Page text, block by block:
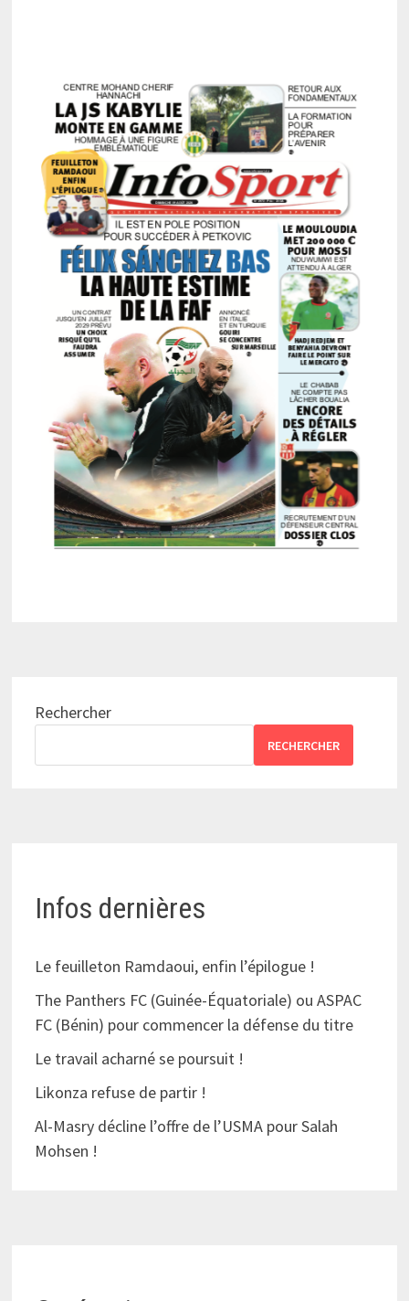
Rechercher
RECHERCHER
Infos dernières
Le feuilleton Ramdaoui, enfin l’épilogue !
The Panthers FC (Guinée-Équatoriale) ou ASPAC
FC (Bénin) pour commencer la défense du titre
Le travail acharné se poursuit !
Likonza refuse de partir !
Al-Masry décline l’offre de l’USMA pour Salah
Mohsen !